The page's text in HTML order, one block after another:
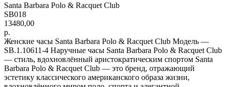
Santa Barbara Polo & Racquet Club
SB018
13480,00
р.
Женские часы Santa Barbara Polo & Racquet Club Модель —
SB.1.10611-4 Наручные часы Santa Barbara Polo & Racquet Club
— стиль, вдохновлённый аристократическим спортом Santa
Barbara Polo & Racquet Club — это бренд, отражающий
эстетику классического американского образа жизни,